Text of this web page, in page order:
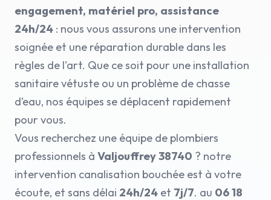
engagement, matériel pro, assistance
24h/24 : nous vous assurons une intervention
soignée et une réparation durable dans les
règles de l'art. Que ce soit pour une installation
sanitaire vétuste ou un problème de chasse
d’eau, nos équipes se déplacent rapidement
pour vous.
Vous recherchez une équipe de plombiers
professionnels à Valjouffrey 38740 ? notre
intervention canalisation bouchée est à votre
écoute, et sans délai 24h/24 et 7j/7. au 06 18